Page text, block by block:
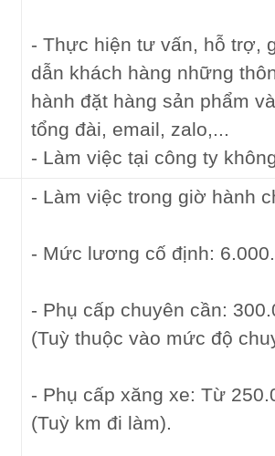
- Thực hiện tư vấn, hỗ trợ,
dẫn khách hàng những
hành đặt hàng sản phẩm
tổng đài, email, zalo,...
- Làm việc tại công ty
- Làm việc trong giờ hành
- Mức lương cố định:
- Phụ cấp chuyên cần:
(Tuỳ thuộc vào mức độ
- Phụ cấp xăng xe: Từ
(Tuỳ km đi làm).